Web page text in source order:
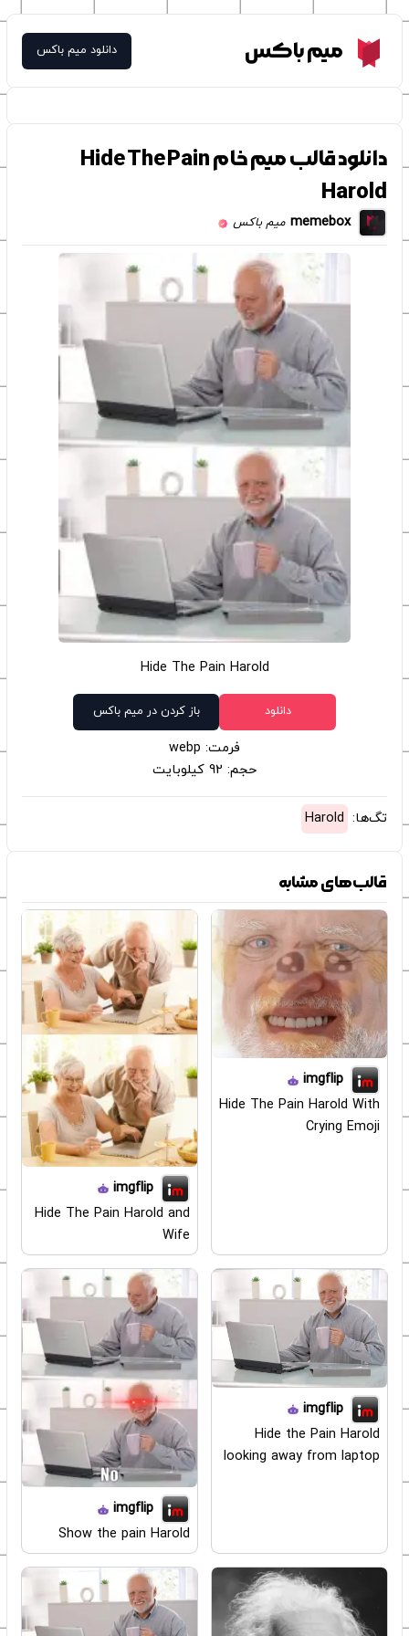
Meme Boxمیم باکس دانلود میم باکس
دانلود قالب میم خام Hide The Pain
Harold
memebox میم باکس
Hide The Pain Harold
دانلود باز کردن در میم باکس
فرمت: webp
حجم: 92 کیلوبایت
تگ‌ها: Harold
قالب‌های مشابه
imgflip
Hide The Pain Harold With
Crying Emoji
imgflip
Hide The Pain Harold and
Wife
imgflip
Hide the Pain Harold
looking away from laptop
imgflip
Show the pain Harold